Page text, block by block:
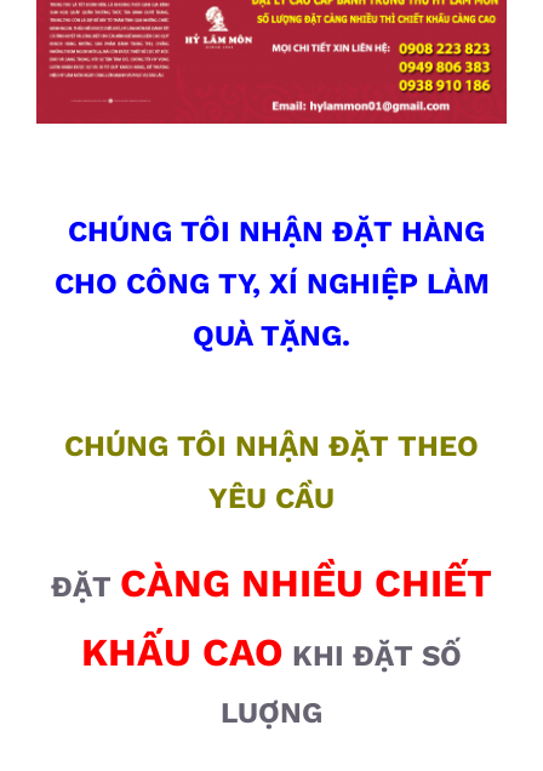
CHÚNG TÔI NHẬN ĐẶT HÀNG
CHO CÔNG TY, XÍ NGHIỆP LÀM
QUÀ TẶNG.
CHÚNG TÔI NHẬN ĐẶT THEO
YÊU CẦU
ĐẶT CÀNG NHIỀU CHIẾT
KHẤU CAO KHI ĐẶT SỐ
LUỢNG